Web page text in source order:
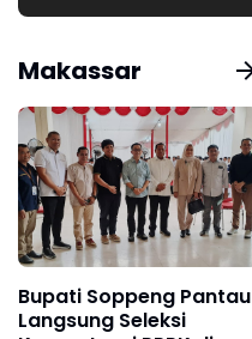
Makassar
Bupati Soppeng Pantau
Langsung Seleksi